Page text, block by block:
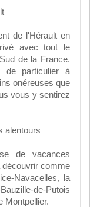
de l'Hérault en
avec tout le
de la France.
de particulier à
onéreuses que
vous y sentirez
alentours
de vacances
découvrir comme
Navacelles, la
de-Putois
Montpellier.